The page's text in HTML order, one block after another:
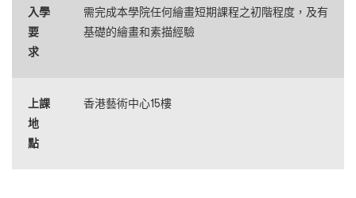
入學
要
求
需完成本學院任何繪畫短期課程之初階程度，及有
基礎的繪畫和素描經驗
上課
地
點
香港藝術中心15樓